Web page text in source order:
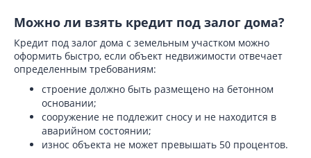
Можно ли взять кредит под залог дома?
Кредит под залог дома с земельным участком можно
оформить быстро, если объект недвижимости отвечает
определенным требованиям:
строение должно быть размещено на бетонном
основании;
сооружение не подлежит сносу и не находится в
аварийном состоянии;
износ объекта не может превышать 50 процентов.